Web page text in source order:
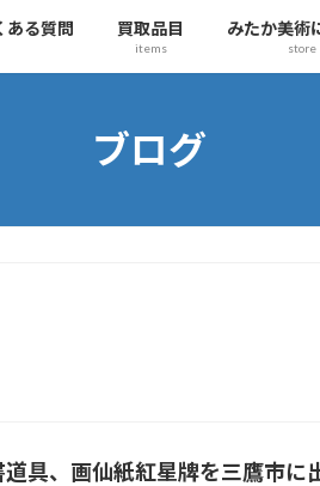
ある質問 買取品目
items
みたか美術
store
ブログ
道具、画仙紙紅星牌を三鷹市に